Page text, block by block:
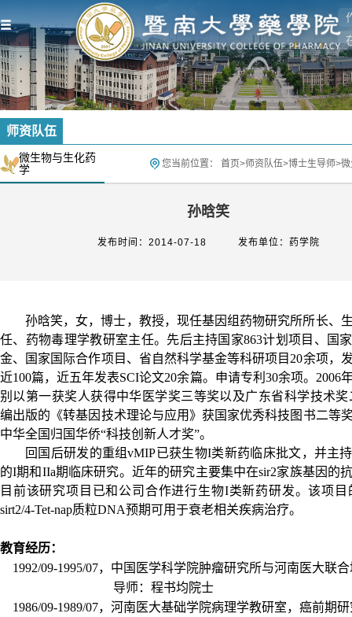
师资队伍
微生物与生化药
学
您当前位置： 首页>师资队伍>博士生导师>
孙晗笑
发布时间：2014-07-18 发布单位：药学院
孙晗笑，女，博士，教授，现任基因组药物研究所所长、
任、药物毒理学教研室主任。先后主持国家863计划项目、国
金、国家国际合作项目、省自然科学基金等科研项目 20余项，
近100篇，近五年发表SCI论文20余篇。申请专利 30余项。 2006
别以第一获奖人获得中华医学奖三等奖以及广东省科学技术奖
编出版的《转基因技术理论与应用》获国家优秀科技图书二等
中华全国归国华侨“科技创新人才奖”。
回国后研发的重组vMIP已获生物I类新药临床批文，并主
的I期和IIa期临床研究。近年的研究主要集中在sir2家族基因的
目前该研究项目已和公司合作进行生物I类新药研发。该项目
sirt2/4-Tet-nap质粒DNA预期可用于衰老相关疾病治疗。
教育经历：
1992/09-1995/07，中国医学科学院肿瘤研究所与河南医大联
导师：程书均院士
1986/09-1989/07，河南医大基础学院病理学教研室，癌前期